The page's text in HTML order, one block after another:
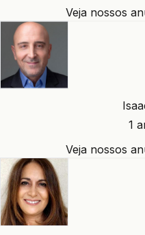
Veja nossos
1
Veja nossos